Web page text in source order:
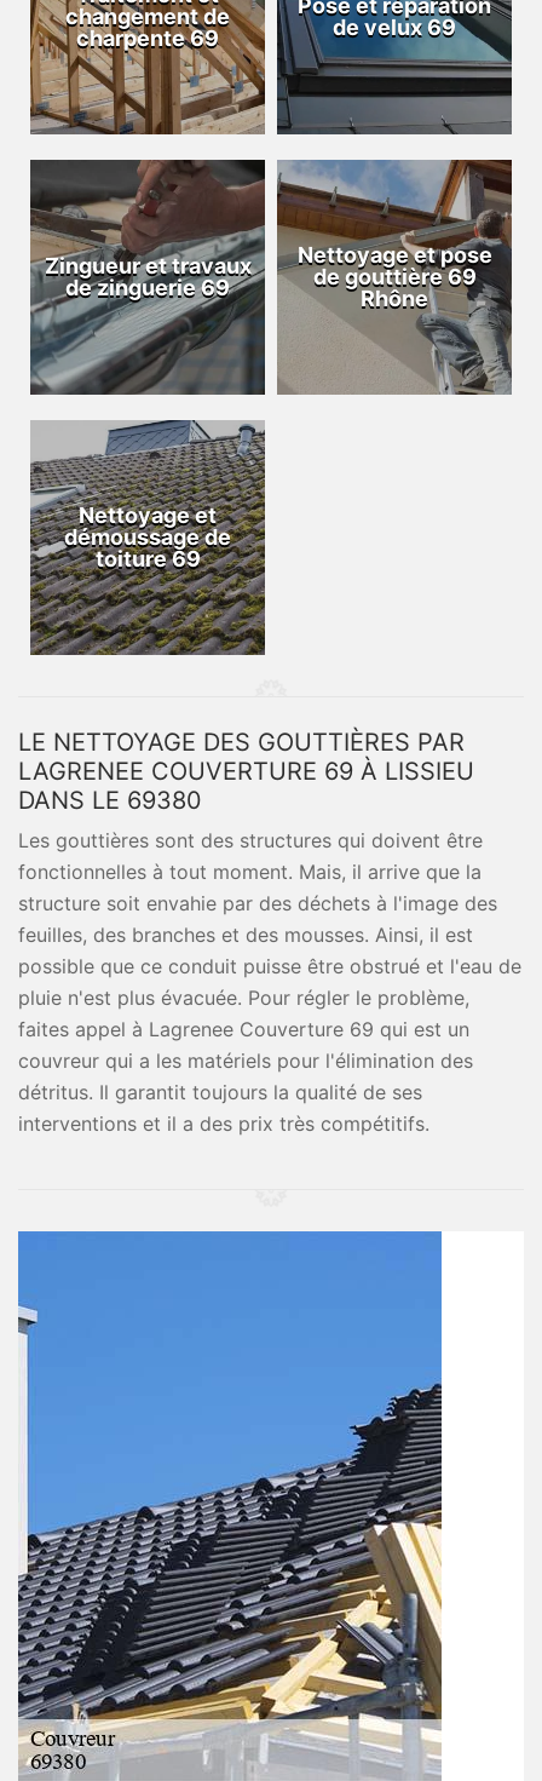
changement de
charpente 69
Pose et réparation
de velux 69
Zingueur et travaux
de zinguerie 69
Nettoyage et pose
de gouttière 69
Rhône
Nettoyage et
démoussage de
toiture 69
LE NETTOYAGE DES GOUTTIÈRES PAR
LAGRENEE COUVERTURE 69 À LISSIEU
DANS LE 69380
Les gouttières sont des structures qui doivent être
fonctionnelles à tout moment. Mais, il arrive que la
structure soit envahie par des déchets à l'image des
feuilles, des branches et des mousses. Ainsi, il est
possible que ce conduit puisse être obstrué et l'eau de
pluie n'est plus évacuée. Pour régler le problème,
faites appel à Lagrenee Couverture 69 qui est un
couvreur qui a les matériels pour l'élimination des
détritus. Il garantit toujours la qualité de ses
interventions et il a des prix très compétitifs.